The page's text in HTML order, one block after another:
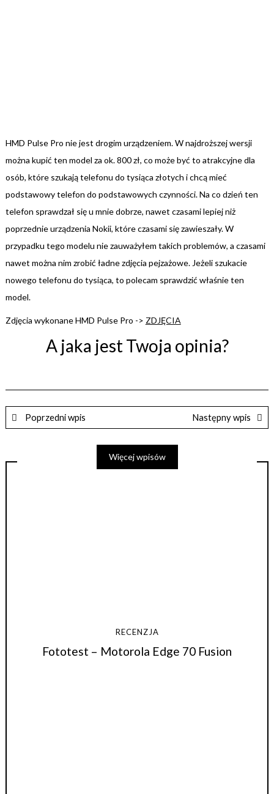
HMD Pulse Pro nie jest drogim urządzeniem. W najdroższej wersji
można kupić ten model za ok. 800 zł, co może być to atrakcyjne dla
osób, które szukają telefonu do tysiąca złotych i chcą mieć
podstawowy telefon do podstawowych czynności. Na co dzień ten
telefon sprawdzał się u mnie dobrze, nawet czasami lepiej niż
poprzednie urządzenia Nokii, które czasami się zawieszały. W
przypadku tego modelu nie zauważyłem takich problemów, a czasami
nawet można nim zrobić ładne zdjęcia pejzażowe. Jeżeli szukacie
nowego telefonu do tysiąca, to polecam sprawdzić właśnie ten
model.
Zdjęcia wykonane HMD Pulse Pro -> ZDJĘCIA
A jaka jest Twoja opinia?
Poprzedni wpis Następny wpis
Więcej wpisów
RECENZJA
Fototest – Motorola Edge 70 Fusion